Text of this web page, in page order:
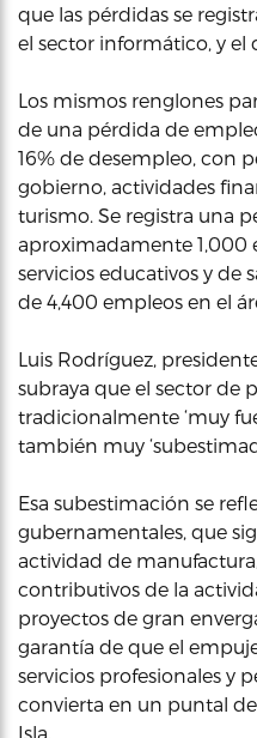
que las pérdidas se
el sector informático, y el
Los mismos renglones
de una pérdida de
16% de desempleo, con
gobierno, actividades
turismo. Se registra una
aproximadamente 1,000
servicios educativos y de
de 4,400 empleos en el
Luis Rodríguez,
subraya que el sector de
tradicionalmente ‘muy
también muy
Esa subestimación se
gubernamentales, que
actividad de
contributivos de la
proyectos de gran
garantía de que el
servicios profesionales y
convierta en un puntal
Isla.